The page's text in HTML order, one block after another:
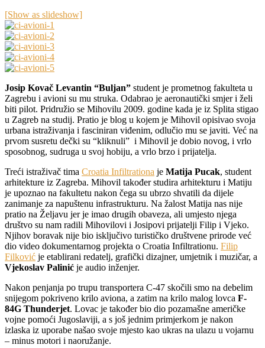
[Show as slideshow]
Josip Kovač Levantin “Buljan” student je prometnog fakulteta u
Zagrebu i avioni su mu struka. Odabrao je aeronautički smjer i želi
biti pilot. Pridružio se Mihovilu 2009. godine kada je iz Splita stigao
u Zagreb na studij. Pratio je blog u kojem je Mihovil opisivao svoja
urbana istraživanja i fasciniran viđenim, odlučio mu se javiti. Već na
prvom susretu dečki su “kliknuli” i Mihovil je dobio novog, i vrlo
sposobnog, sudruga u svoj hobiju, a vrlo brzo i prijatelja.
Treći istraživač tima Croatia Infiltrationa je Matija Pucak, student
arhitekture iz Zagreba. Mihovil također studira arhitekturu i Matiju
je upoznao na fakultetu nakon čega su ubrzo shvatili da dijele
zanimanje za napuštenu infrastrukturu. Na žalost Matija nas nije
pratio na Željavu jer je imao drugih obaveza, ali umjesto njega
društvo su nam radili Mihovilovi i Josipovi prijatelji Filip i Vjeko.
Njihov boravak nije bio isključivo turističko društvene prirode već
dio video dokumentarnog projekta o Croatia Infiltrationu. Filip
Filković je etablirani redatelj, grafički dizajner, umjetnik i muzičar, a
Vjekoslav Palinić je audio inženjer.
Nakon penjanja po trupu transportera C-47 skočili smo na debelim
snijegom pokriveno krilo aviona, a zatim na krilo malog lovca F-
84G Thunderjet. Lovac je također bio dio pozamašne američke
vojne pomoći Jugoslaviji, a s još jednim primjerkom je nakon
izlaska iz uporabe našao svoje mjesto kao ukras na ulazu u vojarnu
– minus motori i naoružanje.